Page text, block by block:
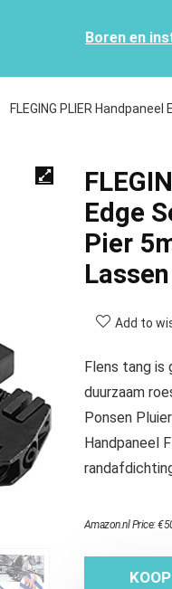
Boren en
FLEGING PLIER
Edge
Pier
Add to
Flens tang is
duurzaam
Ponsen
Handpaneel
Amazon.nl Price:€